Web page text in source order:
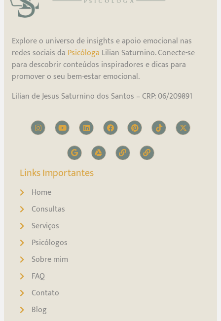
Explore o universo de insights e apoio emocional nas
redes sociais da Psicóloga Lilian Saturnino. Conecte-se
para descobrir conteúdos inspiradores e dicas para
promover o seu bem-estar emocional.
Lilian de Jesus Saturnino dos Santos – CRP: 06/209891
Links Importantes
Home
Consultas
Serviços
Psicólogos
Sobre mim
FAQ
Contato
Blog